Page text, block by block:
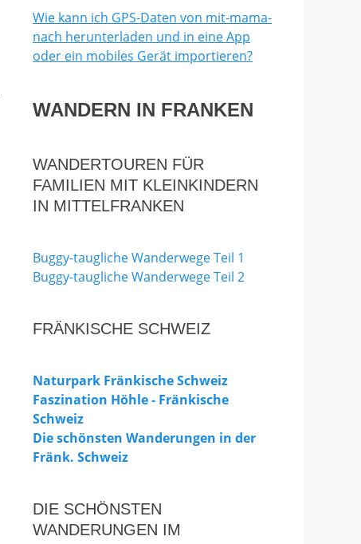
Wie kann ich GPS-Daten von mit-mama-
nach herunterladen und in eine App
oder ein mobiles Gerät importieren?
WANDERN IN FRANKEN
WANDERTOUREN FÜR
FAMILIEN MIT KLEINKINDERN
IN MITTELFRANKEN
Buggy-taugliche Wanderwege Teil 1
Buggy-taugliche Wanderwege Teil 2
FRÄNKISCHE SCHWEIZ
Naturpark Fränkische Schweiz
Faszination Höhle - Fränkische
Schweiz
Die schönsten Wanderungen in der
Fränk. Schweiz
DIE SCHÖNSTEN
WANDERUNGEN IM